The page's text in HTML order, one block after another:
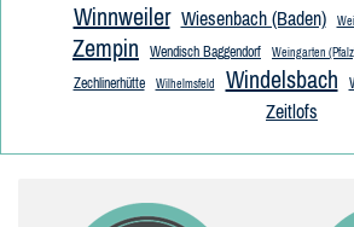
Winnweiler Wiesenbach (Baden)
Zempin
Wendisch Baggendorf Weingarten
Zechlinerhütte Wilhelmsfeld Windelsbach
Zeitlofs